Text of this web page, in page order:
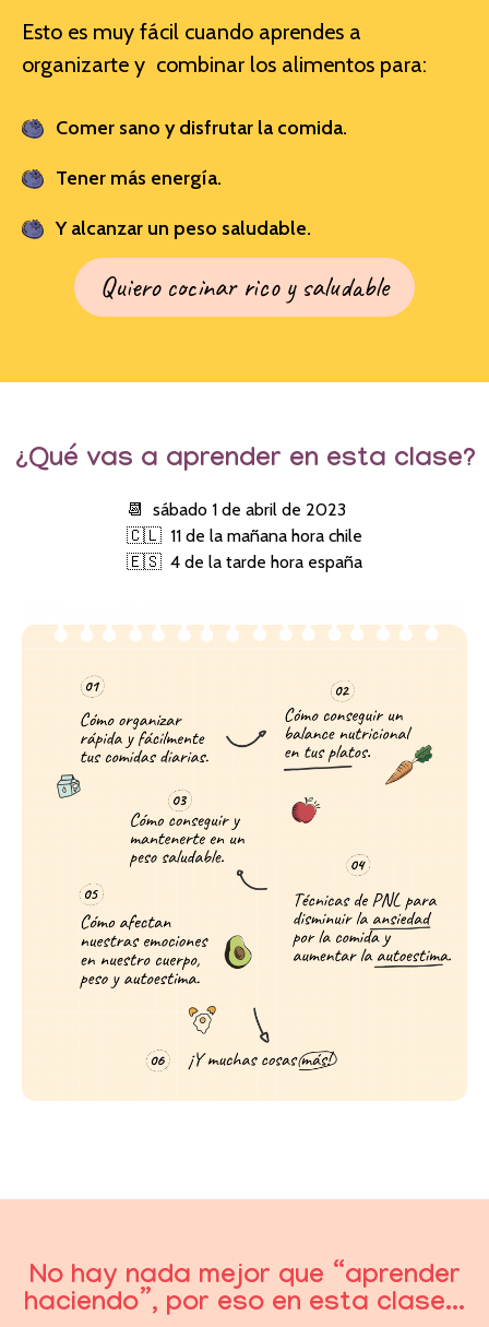
Esto es muy fácil cuando aprendes a
organizarte y combinar los alimentos para:
Comer sano y disfrutar la comida.
Tener más energía.
Y alcanzar un peso saludable.
Quiero cocinar rico y saludable
¿Qué vas a aprender en esta clase?
📆 sábado 1 de abril de 2023
🇨🇱 11 de la mañana hora chile
🇪🇸 4 de la tarde hora españa
No hay nada mejor que “aprender
haciendo”, por eso en esta clase...